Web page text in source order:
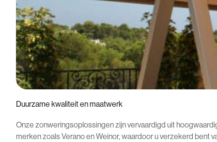
Duurzame kwaliteit en maatwerk
Onze zonweringsoplossingen zijn vervaardigd uit
merken zoals Verano en Weinor, waardoor u verzekerd bent